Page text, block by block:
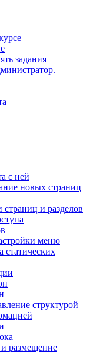
задания
с ней
новых страниц
и разделов
меню
статических
структурой
и размещение